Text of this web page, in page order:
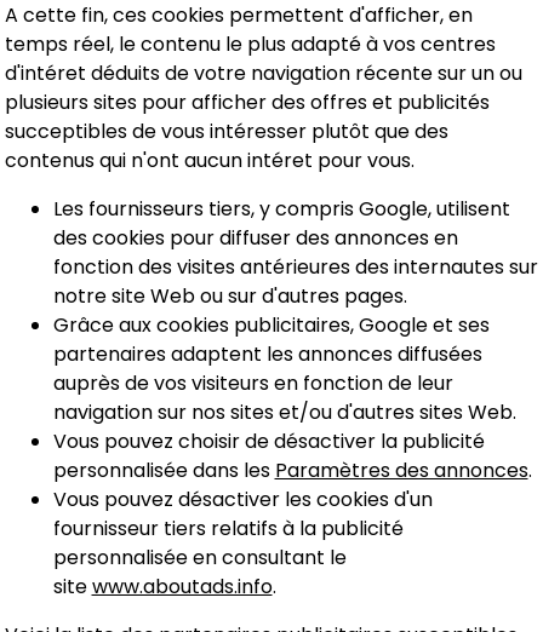
A cette fin, ces cookies permettent d'afficher, en
temps réel, le contenu le plus adapté à vos centres
d'intéret déduits de votre navigation récente sur un ou
plusieurs sites pour afficher des offres et publicités
succeptibles de vous intéresser plutôt que des
contenus qui n'ont aucun intéret pour vous.
Les fournisseurs tiers, y compris Google, utilisent
des cookies pour diffuser des annonces en
fonction des visites antérieures des internautes sur
notre site Web ou sur d'autres pages.
Grâce aux cookies publicitaires, Google et ses
partenaires adaptent les annonces diffusées
auprès de vos visiteurs en fonction de leur
navigation sur nos sites et/ou d'autres sites Web.
Vous pouvez choisir de désactiver la publicité
personnalisée dans les Paramètres des annonces.
Vous pouvez désactiver les cookies d'un
fournisseur tiers relatifs à la publicité
personnalisée en consultant le
sitewww.aboutads.info.